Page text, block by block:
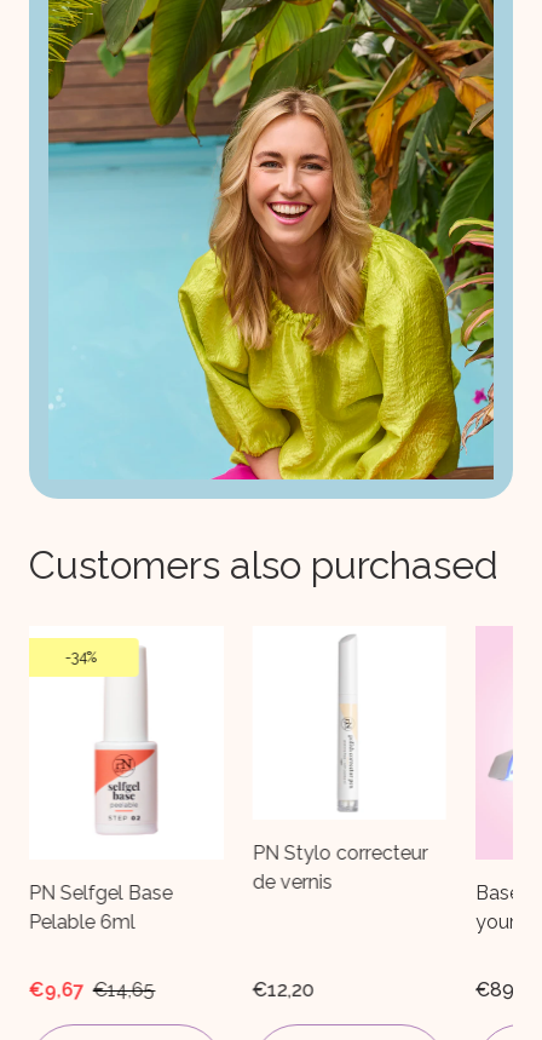
Customers also purchased
PN Selfgel Base
Pelable 6ml
€9,67 €14,65
-34%
PN Stylo correcteur
de vernis
€12,20
Base
your
€89,35